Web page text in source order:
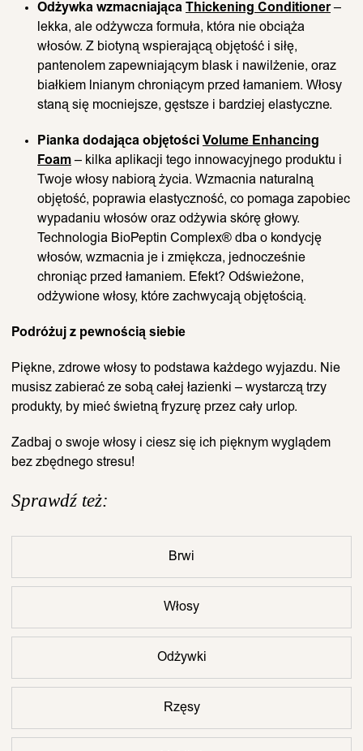
Odżywka wzmacniająca Thickening Conditioner –
lekka, ale odżywcza formuła, która nie obciąża
włosów. Z biotyną wspierającą objętość i siłę,
pantenolem zapewniającym blask i nawilżenie, oraz
białkiem lnianym chroniącym przed łamaniem. Włosy
staną się mocniejsze, gęstsze i bardziej elastyczne.
Pianka dodająca objętości Volume Enhancing
Foam – kilka aplikacji tego innowacyjnego produktu i
Twoje włosy nabiorą życia. Wzmacnia naturalną
objętość, poprawia elastyczność, co pomaga zapobiec
wypadaniu włosów oraz odżywia skórę głowy.
Technologia BioPeptin Complex® dba o kondycję
włosów, wzmacnia je i zmiękcza, jednocześnie
chroniąc przed łamaniem. Efekt? Odświeżone,
odżywione włosy, które zachwycają objętością.
Podróżuj z pewnością siebie
Piękne, zdrowe włosy to podstawa każdego wyjazdu. Nie
musisz zabierać ze sobą całej łazienki – wystarczą trzy
produkty, by mieć świetną fryzurę przez cały urlop.
Zadbaj o swoje włosy i ciesz się ich pięknym wyglądem
bez zbędnego stresu!
Sprawdź też:
Brwi
Włosy
Odżywki
Rzęsy